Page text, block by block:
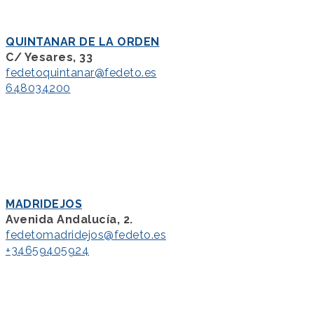
QUINTANAR DE LA ORDEN
C/ Yesares, 33
fedetoquintanar@fedeto.es
648034200
MADRIDEJOS
Avenida Andalucía, 2.
fedetomadridejos@fedeto.es
+34659405924